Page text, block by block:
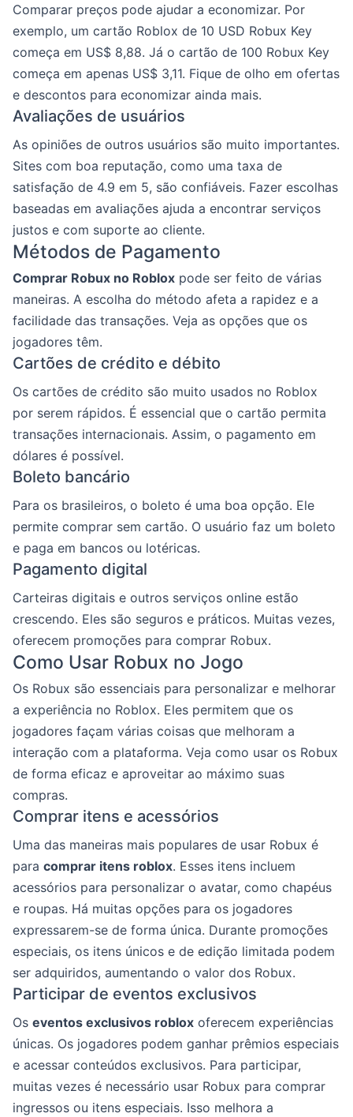
Comparar preços pode ajudar a economizar. Por
exemplo, um cartão Roblox de 10 USD Robux Key
começa em US$ 8,88. Já o cartão de 100 Robux Key
começa em apenas US$ 3,11. Fique de olho em ofertas
e descontos para economizar ainda mais.
Avaliações de usuários
As opiniões de outros usuários são muito importantes.
Sites com boa reputação, como uma taxa de
satisfação de 4.9 em 5, são confiáveis. Fazer escolhas
baseadas em avaliações ajuda a encontrar serviços
justos e com suporte ao cliente.
Métodos de Pagamento
Comprar Robux no Roblox pode ser feito de várias
maneiras. A escolha do método afeta a rapidez e a
facilidade das transações. Veja as opções que os
jogadores têm.
Cartões de crédito e débito
Os cartões de crédito são muito usados no Roblox
por serem rápidos. É essencial que o cartão permita
transações internacionais. Assim, o pagamento em
dólares é possível.
Boleto bancário
Para os brasileiros, o boleto é uma boa opção. Ele
permite comprar sem cartão. O usuário faz um boleto
e paga em bancos ou lotéricas.
Pagamento digital
Carteiras digitais e outros serviços online estão
crescendo. Eles são seguros e práticos. Muitas vezes,
oferecem promoções para comprar Robux.
Como Usar Robux no Jogo
Os Robux são essenciais para personalizar e melhorar
a experiência no Roblox. Eles permitem que os
jogadores façam várias coisas que melhoram a
interação com a plataforma. Veja como usar os Robux
de forma eficaz e aproveitar ao máximo suas
compras.
Comprar itens e acessórios
Uma das maneiras mais populares de usar Robux é
para comprar itens roblox. Esses itens incluem
acessórios para personalizar o avatar, como chapéus
e roupas. Há muitas opções para os jogadores
expressarem-se de forma única. Durante promoções
especiais, os itens únicos e de edição limitada podem
ser adquiridos, aumentando o valor dos Robux.
Participar de eventos exclusivos
Os eventos exclusivos roblox oferecem experiências
únicas. Os jogadores podem ganhar prêmios especiais
e acessar conteúdos exclusivos. Para participar,
muitas vezes é necessário usar Robux para comprar
ingressos ou itens especiais. Isso melhora a